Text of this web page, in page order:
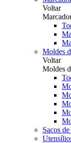
Voltar
Moldes
Voltar
Moldes
Sacos